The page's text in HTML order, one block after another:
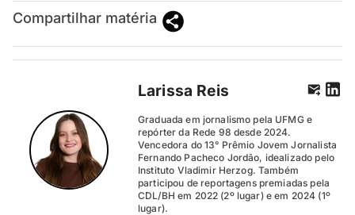
Compartilhar matéria
Larissa Reis
Graduada em jornalismo pela UFMG e
repórter da Rede 98 desde 2024.
Vencedora do 13° Prêmio Jovem Jornalista
Fernando Pacheco Jordão, idealizado pelo
Instituto Vladimir Herzog. Também
participou de reportagens premiadas pela
CDL/BH em 2022 (2º lugar) e em 2024 (1º
lugar).